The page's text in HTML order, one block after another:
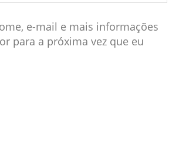
e-mail e mais informações
para a próxima vez que eu